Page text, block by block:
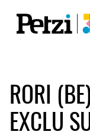
RORI
EXCLU